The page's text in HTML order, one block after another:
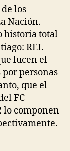
los
Nación.
historia total
REI.
lucen el
personas
que el
FC
lo componen